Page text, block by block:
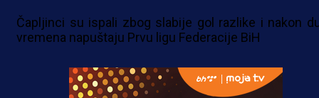
Čapljinci su ispali zbog slabije gol razlike i nakon
vremena napuštaju Prvu ligu Federacije BiH